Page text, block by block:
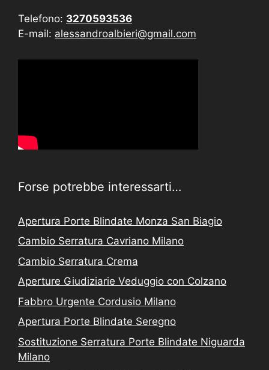
Telefono: 3270593536
E-mail: alessandroalbieri@gmail.com
Forse potrebbe interessarti…
Apertura Porte Blindate Monza San Biagio
Cambio Serratura Cavriano Milano
Cambio Serratura Crema
Aperture Giudiziarie Veduggio con Colzano
Fabbro Urgente Cordusio Milano
Apertura Porte Blindate Seregno
Sostituzione Serratura Porte Blindate Niguarda
Milano